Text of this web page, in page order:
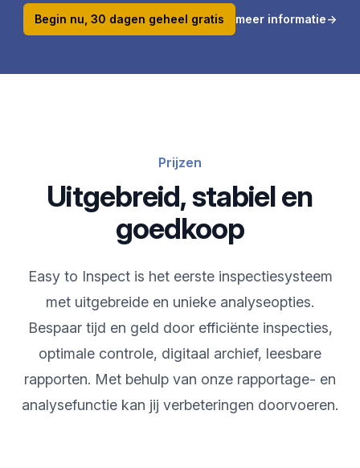
Begin nu, 30 dagen geheel gratis meer informatie→
Prijzen
Uitgebreid, stabiel en
goedkoop
Easy to Inspect is het eerste inspectiesysteem
met uitgebreide en unieke analyseopties.
Bespaar tijd en geld door efficiënte inspecties,
optimale controle, digitaal archief, leesbare
rapporten. Met behulp van onze rapportage- en
analysefunctie kan jij verbeteringen doorvoeren.